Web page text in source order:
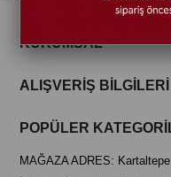
KURUMSAL
ALIŞVERİŞ BİLGİLERİ
POPÜLER
MAĞAZA ADRES: